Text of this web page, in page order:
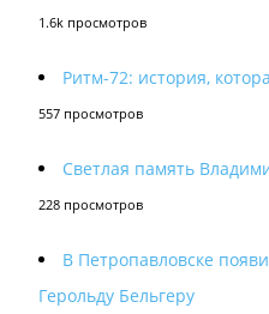
1.6k просмотров
Ритм-72: история,
557 просмотров
Светлая память
228 просмотров
В Петропавловске
Герольду Бельгеру